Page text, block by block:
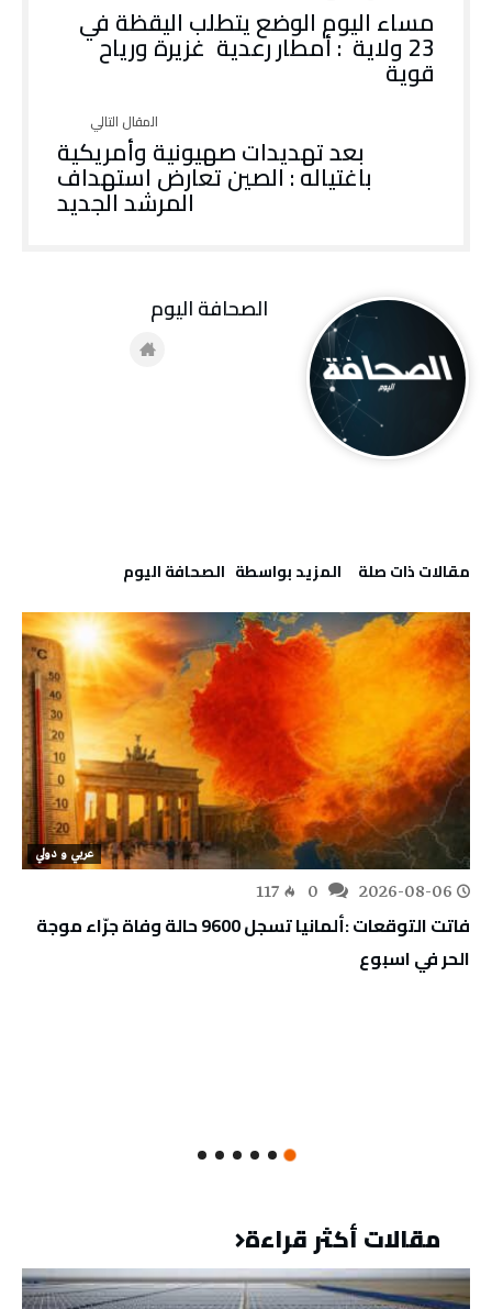
مساء اليوم الوضع يتطلب اليقظة في
23 ولاية : أمطار رعدية غزيرة ورياح
قوية
بعد تهديدات صهيونية وأمريكية
باغتياله : الصين تعارض استهداف
المرشد الجديد
‫مقالات ذات صلة‬ ‫‫المزيد بواسطة‬ ‬ ‭ ‬الصحافة‭ ‬اليوم
عربي و دولي
2026-08-06
117
فاتت التوقعات :ألمانيا تسجل 9600 حالة وفاة جرّاء موجة
الحر في اسبوع
مقالات أكثر قراءة